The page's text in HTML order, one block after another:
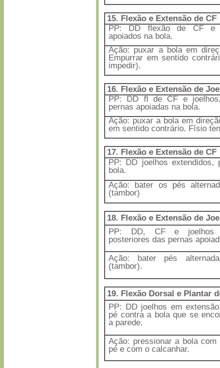
15. Flexão e Extensão de CF
PP: DD flexão de CF e
apoiados na bola.
Ação: puxar a bola em
Empurrar em sentido
impedir).
16. Flexão e Extensão de
PP: DD fl de CF e
pernas apoiadas na bola.
Ação: puxar a bola em
em sentido contrário. Físio
17. Flexão e Extensão de CF
PP: DD joelhos extendidos,
bola.
Ação: bater os pés
(tambor)
18. Flexão e Extensão de
PP: DD, CF e joelhos
posteriores das pernas
Ação: bater pés
(tambor).
19. Flexão Dorsal e Plantar
PP: DD joelhos em
pé contra a bola que se
a parede.
Ação: pressionar a bola com
pé e com o calcanhar.